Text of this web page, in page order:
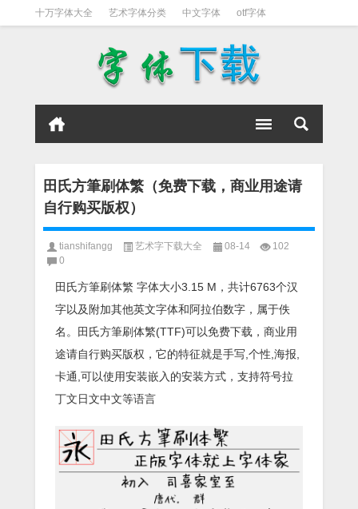
十万字体大全 艺术字体分类 中文字体 otf字体
田氏方筆刷体繁（免费下载，商业用途请
自行购买版权）
tianshifangg 艺术字下载大全 08-14
102
0
田氏方筆刷体繁 字体大小3.15 M，共计6763个汉
字以及附加其他英文字体和阿拉伯数字，属于佚
名。田氏方筆刷体繁(TTF)可以免费下载，商业用
途请自行购买版权，它的特征就是手写,个性,海报,
卡通,可以使用安装嵌入的安装方式，支持符号拉
丁文日文中文等语言